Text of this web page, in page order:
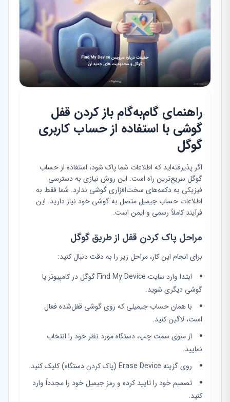
راهنمای گام‌به‌گام باز کردن قفل
گوشی با استفاده از حساب کاربری
گوگل
اگر پذیرفته‌اید که اطلاعات شما پاک شود، استفاده از حساب
گوگل سریع‌ترین راه است. این روش نیازی به دسترسی
فیزیکی به دکمه‌های سخت‌افزاری گوشی ندارد. شما فقط به
اطلاعات حساب جیمیل متصل به گوشی خود نیاز دارید. این
فرآیند کاملاً رسمی و ایمن است.
مراحل پاک کردن قفل از طریق گوگل
برای انجام این کار، مراحل زیر را به دقت دنبال کنید:
ابتدا وارد سایت Find My Device گوگل در کامپیوتر یا
گوشی دیگری شوید.
با همان حساب جیمیلی که روی گوشی قفل‌شده فعال
است، لاگین کنید.
از منوی سمت چپ، دستگاه مورد نظر خود را انتخاب
نمایید.
روی گزینه Erase Device (پاک کردن دستگاه) کلیک کنید.
تصمیم خود را تایید کرده و رمز جیمیل خود را مجدداً وارد
کنید.